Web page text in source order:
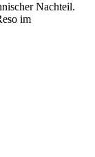
Nachteil.
im